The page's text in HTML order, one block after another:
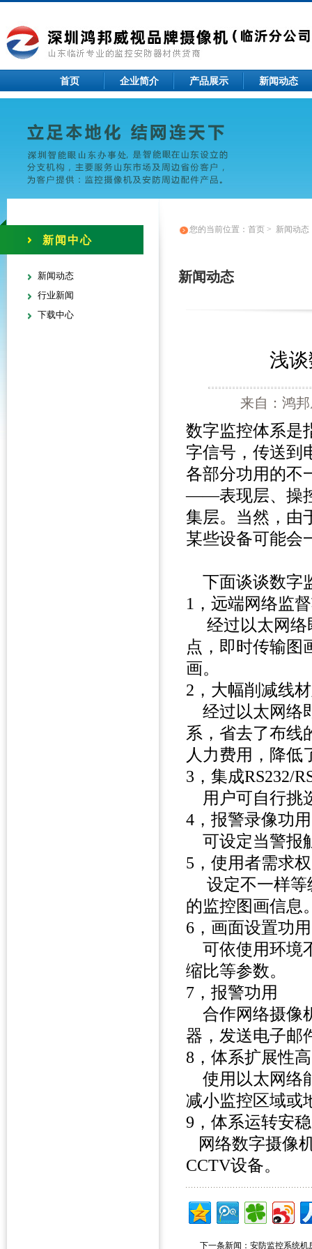
首页 企业简介 产品展示 新闻动态
新闻中心
新闻动态
行业新闻
下载中心
您的当前位置：首页 > 新闻动态
新闻动态
浅
来自：鸿
数字监控体系是
字信号，传送到
各部分功用的不
——表现层、操
集层。当然，由
某些设备可能会
下面谈谈数字
1，远端网络
经过以太网络
点，即时传输图
画。
2，大幅削减
经过以太网络
系，省去了布线
人力费用，降低
3，集成RS232/
用户可自行挑
4，报警录像
可设定当警报
5，使用者需
设定不一样等
的监控图画
6，画面设置
可依使用环境
缩比等参数
7，报警功
合作网络摄像
器，发送电
8，体系扩展
使用以太网络
减小监控区
9，体系运转
网络数字摄像
CCTV设备。
下一条新闻： 安防监控系统机